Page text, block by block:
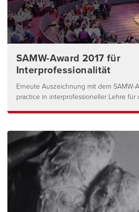
SAMW-Award 2017 für
Interprofessionalität
Erneute Auszeichnung mit dem SAMW-
practice in interprofessioneller Lehre für